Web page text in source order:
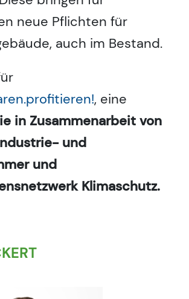
neue Pflichten für
auch im Bestand.
, eine
in Zusammenarbeit von
und
und
Klimaschutz.